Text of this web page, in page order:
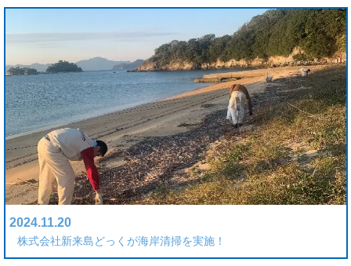
2024.11.20
株式会社新来島どっくが海岸清掃を実施！